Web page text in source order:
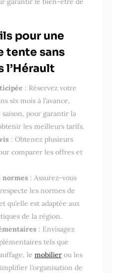
pour une
tente sans
l’Hérault
: Réservez votre
six mois à l’avance,
pour garantir la
les meilleurs tarifs.
: Obtenez plusieurs
comparer les offres et
normes: Assurez-vous
les normes de
qu’elle est adaptée aux
de la région.
: Envisagez
tels que
le mobilierou les
l’organisation de